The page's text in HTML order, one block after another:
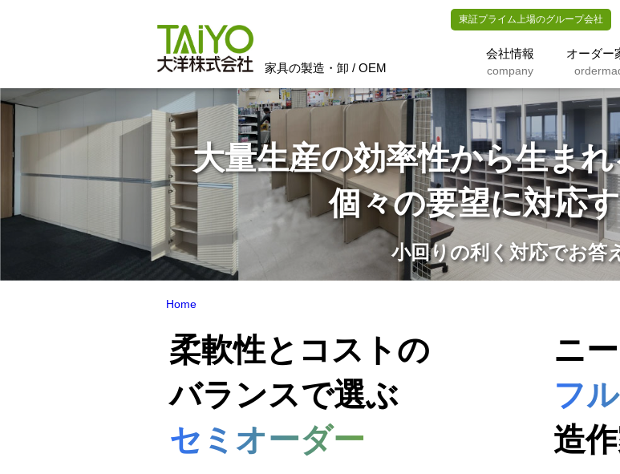
家具の製造・卸 / OEM
東証プライム上場のグループ会社
会社情報
company
オーダー
オーダー家具・本棚の製造・卸売/家具・什器のOEM - 大洋株式会社
大量生産の効率性から生ま
個々の要望に対応
小回りの利く対応でお答
Home
柔軟性とコストの
バランスで選ぶ
セミオーダー
ニ
フ
造